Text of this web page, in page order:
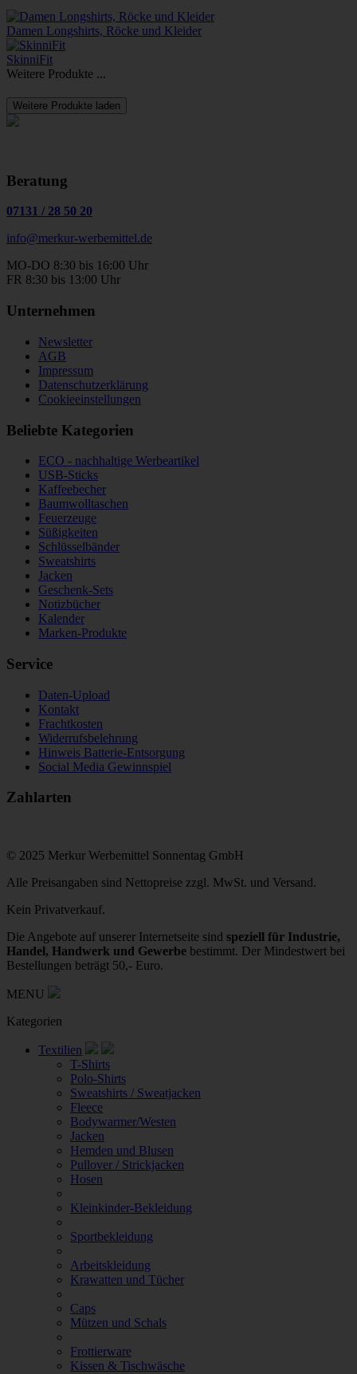
Damen Longshirts, Röcke und Kleider
SkinniFit
Weitere Produkte ...
Weitere Produkte laden
Beratung
07131 / 28 50 20
info@merkur-werbemittel.de
MO-DO 8:30 bis 16:00 Uhr
FR 8:30 bis 13:00 Uhr
Unternehmen
Newsletter
AGB
Impressum
Datenschutzerklärung
Cookieeinstellungen
Beliebte Kategorien
ECO - nachhaltige Werbeartikel
USB-Sticks
Kaffeebecher
Baumwolltaschen
Feuerzeuge
Süßigkeiten
Schlüsselbänder
Sweatshirts
Jacken
Geschenk-Sets
Notizbücher
Kalender
Marken-Produkte
Service
Daten-Upload
Kontakt
Frachtkosten
Widerrufsbelehrung
Hinweis Batterie-Entsorgung
Social Media Gewinnspiel
Zahlarten
© 2025 Merkur Werbemittel Sonnentag GmbH
Alle Preisangaben sind Nettopreise zzgl. MwSt. und Versand.
Kein Privatverkauf.
Die Angebote auf unserer Internetseite sind speziell für Industrie,
Handel, Handwerk und Gewerbe bestimmt. Der Mindestwert bei
Bestellungen beträgt 50,- Euro.
MENU
Kategorien
Textilien
T-Shirts
Polo-Shirts
Sweatshirts / Sweatjacken
Fleece
Bodywarmer/Westen
Jacken
Hemden und Blusen
Pullover / Strickjacken
Hosen
Kleinkinder-Bekleidung
Sportbekleidung
Arbeitskleidung
Krawatten und Tücher
Caps
Mützen und Schals
Frottierware
Kissen & Tischwäsche